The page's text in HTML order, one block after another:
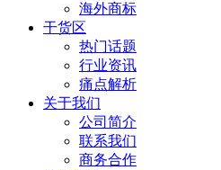
海外商标
干货区
热门话题
行业资讯
痛点解析
关于我们
公司简介
联系我们
商务合作